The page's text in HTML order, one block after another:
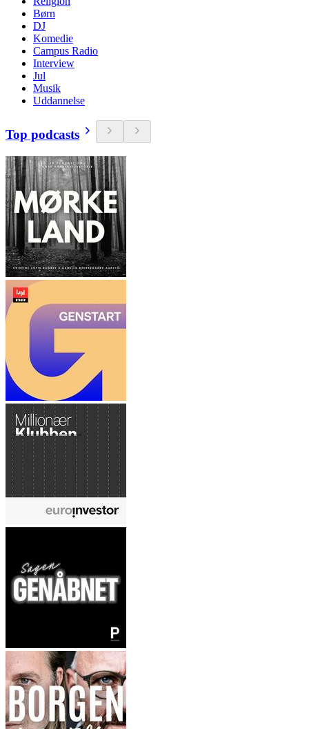
Børn
DJ
Komedie
Campus Radio
Interview
Jul
Musik
Uddannelse
Top podcasts